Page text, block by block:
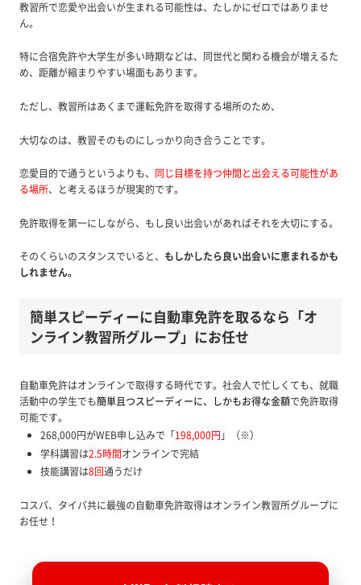
教習所で恋愛や出会いが生まれる可能性は、たしかにゼロではありませ
ん。
特に合宿免許や大学生が多い時期などは、同世代と関わる機会が増えるた
め、距離が縮まりやすい場面もあります。
ただし、教習所はあくまで運転免許を取得する場所のため、
大切なのは、教習そのものにしっかり向き合うことです。
恋愛目的で通うというよりも、 同じ目標を持つ仲間と出会える可能性があ
る場所、と考えるほうが現実的です。
免許取得を第一にしながら、もし良い出会いがあればそれを大切にする。
そのくらいのスタンスでいると、 もしかしたら良い出会いに恵まれるかも
しれません。
簡単スピーディーに自動車免許を取るなら「オ
ンライン教習所グループ」にお任せ
自動車免許はオンラインで取得する時代です。社会人で忙しくても、就職
活動中の学生でも簡単且つスピーディーに、しかもお得な金額で免許取得
可能です。
268,000円がWEB申し込みで「198,000円 」（※）
学科講習は2.5時間オンラインで完結
技能講習は8回通うだけ
コスパ、タイパ共に最強の自動車免許取得はオンライン教習所グループに
お任せ！